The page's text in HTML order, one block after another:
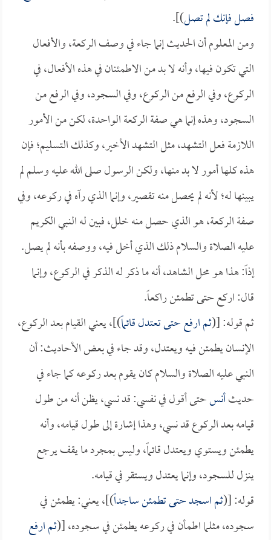
فصل فإنك لم تصل)].
ومن المعلوم أن الحديث إنما جاء في وصف الركعة، والأفعال
التي تكون فيها، وأنه لا بد من الاطمئنان في هذه الأفعال، في
الركوع، وفي الرفع من الركوع، وفي السجود، وفي الرفع من
السجود، وهذه إنما هي صفة الركعة الواحدة، لكن من الأمور
اللازمة فعل التشهد، مثل التشهد الأخير، وكذلك التسليم؛ فإن
هذه كلها أمور لا بد منها، ولكن الرسول صلى الله عليه وسلم لم
يبينها له؛ لأنه لم يحصل منه تقصير، وإنما الذي رآه في ركوعه، وفي
صفة الركعة، هو الذي حصل منه خلل، فبين له النبي الكريم
عليه الصلاة والسلام ذلك الذي أخل فيه، ووصفه بأنه لم يصل.
إذاً: هذا هو محل الشاهد، أنه ما ذكر له الذكر في الركوع، وإنما
قال: اركع حتى تطمئن راكعاً.
ثم قوله: [(ثم ارفع حتى تعتدل قائماً)]، يعني القيام بعد الركوع،
الإنسان يطمئن فيه ويعتدل، وقد جاء في بعض الأحاديث: أن
النبي عليه الصلاة والسلام كان يقوم بعد ركوعه كما جاء في
حديثأنسحتى أقول في نفسي: قد نسي، يظن أنه من طول
قيامه بعد الركوع قد نسي، وهذا إشارة إلى طول قيامه، وأنه
يطمئن ويستوي ويعتدل قائماً، وليس بمجرد ما يقف يرجع
ينزل للسجود، وإنما يعتدل ويستقر في قيامه.
قوله: [(ثم اسجد حتى تطمئن ساجداً)]، يعني: يطمئن في
سجوده، مثلما اطمأن في ركوعه يطمئن في سجوده، [(ثم ارفع